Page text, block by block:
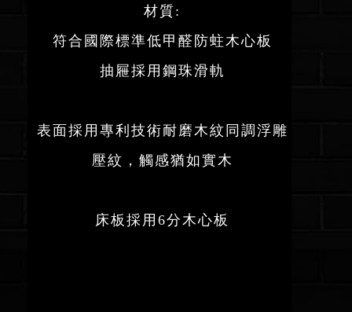
材質:
符合國際標準低甲醛防蛀木心板
抽屜採用鋼珠滑軌
表面採用專利技術耐磨木紋同調浮雕
壓紋，觸感猶如實木
床板採用6分木心板